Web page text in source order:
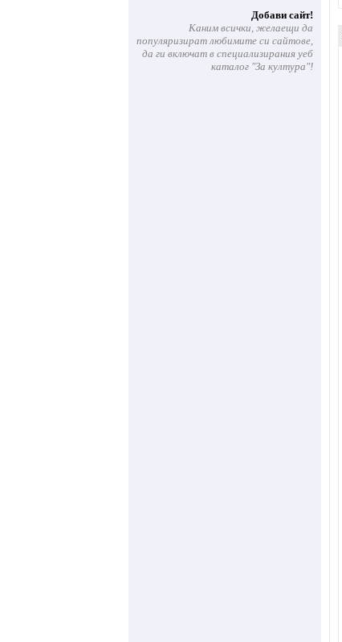
Добави сайт!
Каним всички, желаещи да
популяризират любимите си сайтове,
да ги включат в специализирания уеб
каталог "За култура"!